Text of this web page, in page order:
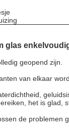
glas
geopend zijn.
van elkaar
het is glad,
de problemen